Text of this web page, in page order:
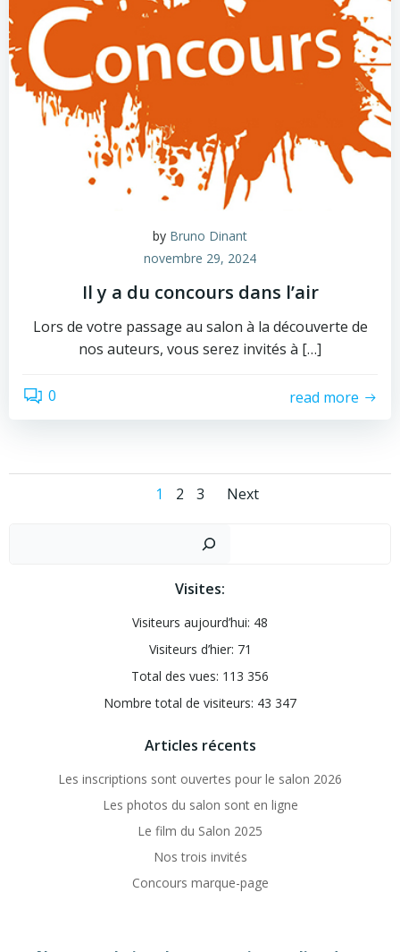
by Bruno Dinant
novembre 29, 2024
Il y a du concours dans l’air
Lors de votre passage au salon à la découverte de
nos auteurs, vous serez invités à […]
0 read more
Posts
navigation
Page
1 Page
2 Page
3
Posts
Next
Visites:
Visiteurs aujourd’hui: 48
Visiteurs d’hier: 71
Total des vues: 113 356
Nombre total de visiteurs: 43 347
Articles récents
Les inscriptions sont ouvertes pour le salon 2026
Les photos du salon sont en ligne
Le film du Salon 2025
Nos trois invités
Concours marque-page